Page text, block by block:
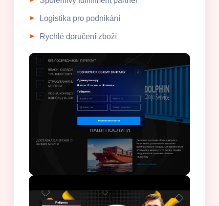
Logistika pro podnikání
Rychlé doručení zboží